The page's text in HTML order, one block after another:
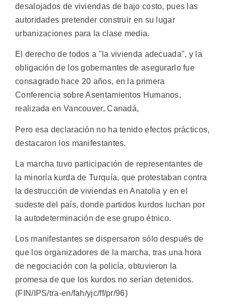
desalojados de viviendas de bajo costo, pues las
autoridades pretender construir en su lugar
urbanizaciones para la clase media.
El derecho de todos a "la vivienda adecuada", y la
obligación de los gobernantes de asegurarlo fue
consagrado hace 20 años, en la primera
Conferencia sobre Asentamientos Humanos,
realizada en Vancouver, Canadá,
Pero esa declaración no ha tenido efectos prácticos,
destacaron los manifestantes.
La marcha tuvo participación de representantes de
la minoría kurda de Turquía, que protestaban contra
la destrucción de viviendas en Anatolia y en el
sudeste del país, donde partidos kurdos luchan por
la autodeterminación de ese grupo étnico.
Los manifestantes se dispersaron sólo después de
que los organizadores de la marcha, tras una hora
de negociación con la policía, obtuvieron la
promesa de que los kurdos no serían detenidos.
(FIN/IPS/tra-en/fah/yjc/ff/pr/96)